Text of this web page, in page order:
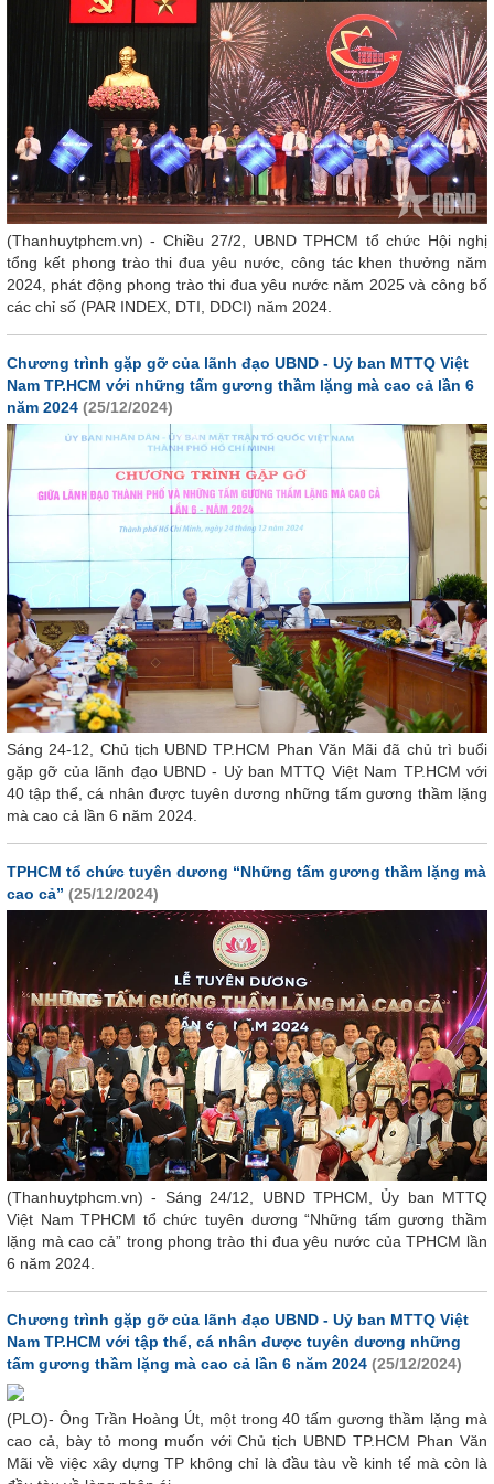
(Thanhuytphcm.vn) - Chiều 27/2, UBND TPHCM tổ chức Hội nghị
tổng kết phong trào thi đua yêu nước, công tác khen thưởng năm
2024, phát động phong trào thi đua yêu nước năm 2025 và công bố
các chỉ số (PAR INDEX, DTI, DDCI) năm 2024.
Chương trình gặp gỡ của lãnh đạo UBND - Uỷ ban MTTQ Việt
Nam TP.HCM với những tấm gương thầm lặng mà cao cả lần 6
năm 2024 (25/12/2024)
Sáng 24-12, Chủ tịch UBND TP.HCM Phan Văn Mãi đã chủ trì buổi
gặp gỡ của lãnh đạo UBND - Uỷ ban MTTQ Việt Nam TP.HCM với
40 tập thể, cá nhân được tuyên dương những tấm gương thầm lặng
mà cao cả lần 6 năm 2024.
TPHCM tổ chức tuyên dương “Những tấm gương thầm lặng mà
cao cả” (25/12/2024)
(Thanhuytphcm.vn) - Sáng 24/12, UBND TPHCM, Ủy ban MTTQ
Việt Nam TPHCM tổ chức tuyên dương “Những tấm gương thầm
lặng mà cao cả” trong phong trào thi đua yêu nước của TPHCM lần
6 năm 2024.
Chương trình gặp gỡ của lãnh đạo UBND - Uỷ ban MTTQ Việt
Nam TP.HCM với tập thể, cá nhân được tuyên dương những
tấm gương thầm lặng mà cao cả lần 6 năm 2024 (25/12/2024)
(PLO)- Ông Trần Hoàng Út, một trong 40 tấm gương thầm lặng mà
cao cả, bày tỏ mong muốn với Chủ tịch UBND TP.HCM Phan Văn
Mãi về việc xây dựng TP không chỉ là đầu tàu về kinh tế mà còn là